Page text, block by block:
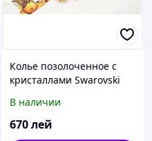
Колье позолоченное с
кристаллами Swarovski
В наличии
670лей